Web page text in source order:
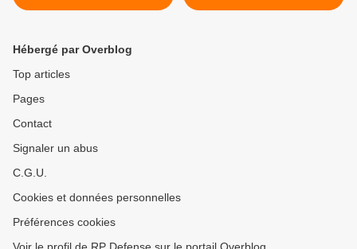
Dunne at RAF Benson
>
Hébergé par Overblog
Top articles
Pages
Contact
Signaler un abus
C.G.U.
Cookies et données personnelles
Préférences cookies
Voir le profil de RP Defense sur le portail Overblog